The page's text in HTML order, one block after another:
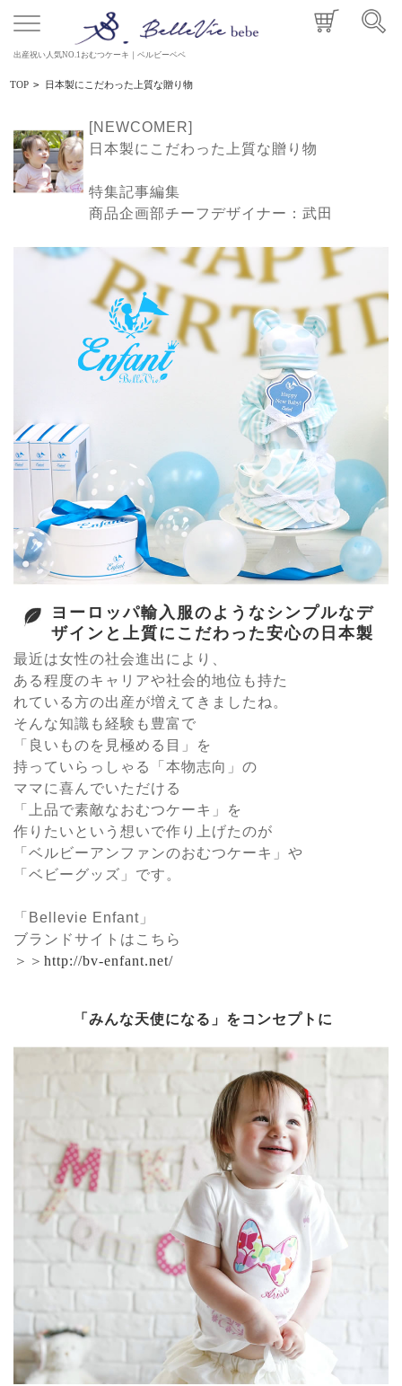
出産祝い人気NO.1おむつケーキ｜ベルビーベベ
TOP > 日本製にこだわった上質な贈り物
[NEWCOMER]
日本製にこだわった上質な贈り物
特集記事編集
商品企画部チーフデザイナー：武田
ヨーロッパ輸入服のようなシンプルなデ
ザインと上質にこだわった安心の日本製
最近は女性の社会進出により、
ある程度のキャリアや社会的地位も持た
れている方の出産が増えてきましたね。
そんな知識も経験も豊富で
「良いものを見極める目」を
持っていらっしゃる「本物志向」の
ママに喜んでいただける
「上品で素敵なおむつケーキ」を
作りたいという想いで作り上げたのが
「ベルビーアンファンのおむつケーキ」や
「ベビーグッズ」です。
「Bellevie Enfant」
ブランドサイトはこちら
＞＞ http://bv-enfant.net/
「みんな天使になる」をコンセプトに